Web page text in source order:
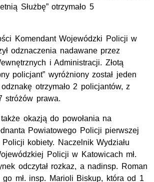
Służbę” otrzymało 5
Komendant Wojewódzki Policji w
odznaczenia nadawane przez
i Administracji. Złotą
policjant” wyróżniony został jeden
otrzymało 2 policjantów, z
stróżów prawa.
okazją do powołania na
Powiatowego Policji pierwszej
kobiety. Naczelnik Wydziału
Policji w Katowicach mł.
odczytał rozkaz, a nadinsp. Roman
go mł. insp. Marioli Biskup, która od 1